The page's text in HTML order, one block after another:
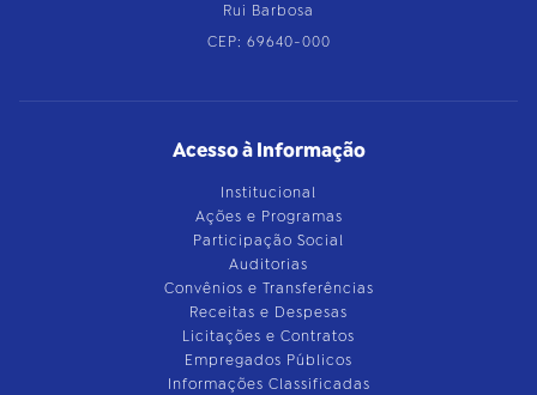
Rui Barbosa
CEP: 69640-000
Acesso à Informação
Institucional
Ações e Programas
Participação Social
Auditorias
Convênios e Transferências
Receitas e Despesas
Licitações e Contratos
Empregados Públicos
Informações Classificadas